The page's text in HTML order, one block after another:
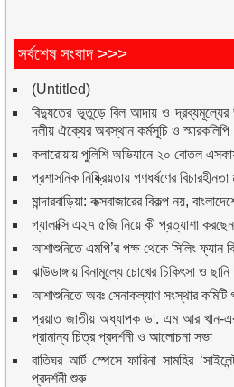
সর্বশেষ সংবাদ >>>
(Untitled)
বিদ্যুতের ভূতুড়ে বিল আদায় ও দ্রব্যমূল্যের
দলীয় ঐক্যের অবস্থান কর্মসূচি ও স্মারকলিপি
কলারোয়ায় পুলিশি অভিযানে ২০ বোতল
প্রশাসনিক নিষ্ক্রিয়তায় গণধর্ষণের বিচারহীনতা
মান্দারবাড়িয়া: কক্সবাজারের বিকল্প নয়,
গ্যালাক্সি এ২৭ ৫জি নিয়ে কী প্রত্যাশা
আশাশুনিতে এমপি’র পক্ষ থেকে সিলিং ফ্যান
ঝাউডাঙ্গায় বিনামূল্যে চোখের চিকিৎসা ও
আশাশুনিতে অবঃ সেনাকল্যাণ সংস্থার কমিটি
প্রয়াত জাতীয় অধ্যাপক ডা. এম আর খান-এর
প্রামান্য চিত্র প্রদর্শনী ও আলোচনা সভা
বাতিঘর আর্ট স্পেসে ফারিনা সামহির
প্রদর্শনী শুরু